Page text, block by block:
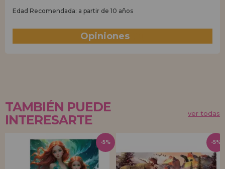
Edad Recomendada: a partir de 10 años
Opiniones
TAMBIÉN PUEDE
INTERESARTE
ver todas
-5% -5%